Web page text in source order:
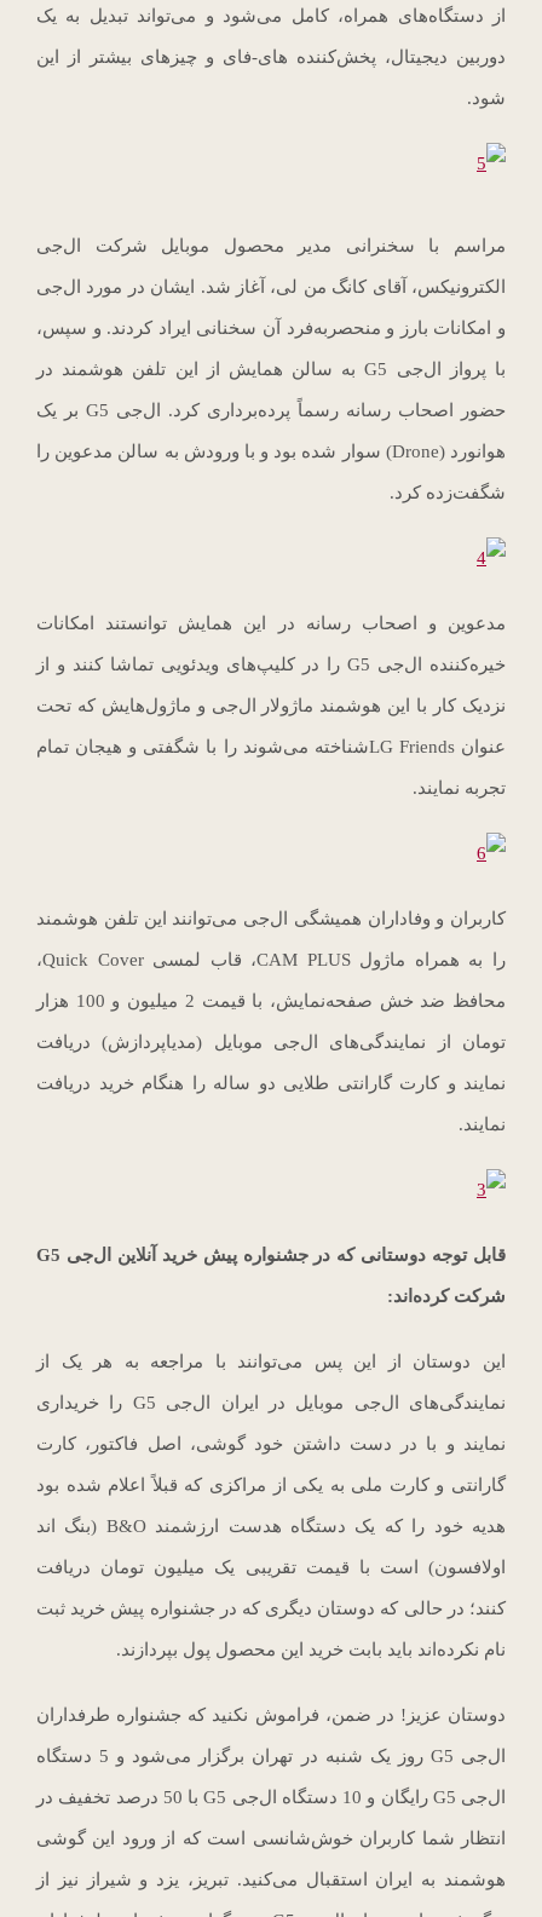
از دستگاه‌های همراه، کامل می‌شود و می‌تواند تبدیل به یک
دوربین دیجیتال، پخش‌کننده های-فای و چیزهای بیشتر از این
شود.
مراسم با سخنرانی مدیر محصول موبایل شرکت ال‌جی
الکترونیکس، آقای کانگ من لی، آغاز شد. ایشان در مورد ال‌جی
و امکانات بارز و منحصربه‌فرد آن سخنانی ایراد کردند. و سپس،
با پرواز ال‌جی G5 به سالن همایش از این تلفن هوشمند در
حضور اصحاب رسانه رسماً پرده‌برداری کرد. ال‌جی G5 بر یک
هوانورد (Drone) سوار شده بود و با ورودش به سالن مدعوین را
شگفت‌زده کرد.
مدعوین و اصحاب رسانه در این همایش توانستند امکانات
خیره‌کننده ال‌جی G5 را در کلیپ‌های ویدئویی تماشا کنند و از
نزدیک کار با این هوشمند ماژولار ال‌جی و ماژول‌هایش که تحت
عنوان LG Friendsشناخته می‌شوند را با شگفتی و هیجان تمام
تجربه نمایند.
کاربران و وفاداران همیشگی ال‌جی می‌توانند این تلفن هوشمند
را به همراه ماژول CAM PLUS، قاب لمسی Quick Cover،
محافظ ضد خش صفحه‌نمایش، با قیمت 2 میلیون و 100 هزار
تومان از نمایندگی‌های ال‌جی موبایل (مدیاپردازش) دریافت
نمایند و کارت گارانتی طلایی دو ساله را هنگام خرید دریافت
نمایند.
قابل توجه دوستانی که در جشنواره پیش خرید آنلاین ال‌جی G5
شرکت کرده‌اند:
این دوستان از این پس می‌توانند با مراجعه به هر یک از
نمایندگی‌های ال‌جی موبایل در ایران ال‌جی G5 را خریداری
نمایند و با در دست داشتن خود گوشی، اصل فاکتور، کارت
گارانتی و کارت ملی به یکی از مراکزی که قبلاً اعلام شده بود
هدیه خود را که یک دستگاه هدست ارزشمند B&O (بنگ اند
اولافسون) است با قیمت تقریبی یک میلیون تومان دریافت
کنند؛ در حالی که دوستان دیگری که در جشنواره پیش خرید ثبت
نام نکرده‌اند باید بابت خرید این محصول پول بپردازند.
دوستان عزیز! در ضمن، فراموش نکنید که جشنواره طرفداران
ال‌جی G5 روز یک شنبه در تهران برگزار می‌شود و 5 دستگاه‌
ال‌جی G5 رایگان و 10 دستگاه ال‌جی G5 با 50 درصد تخفیف در
انتظار شما کاربران خوش‌شانسی است که از ورود این گوشی
هوشمند به ایران استقبال می‌کنید. تبریز، یزد و شیراز نیز از